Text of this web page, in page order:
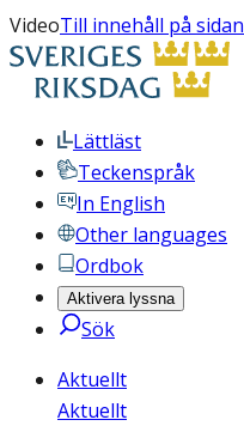
VideoTill innehåll på sidan
Lättläst
Teckenspråk
In English
Other languages
Ordbok
Aktivera lyssna
Sök
Aktuellt
Aktuellt